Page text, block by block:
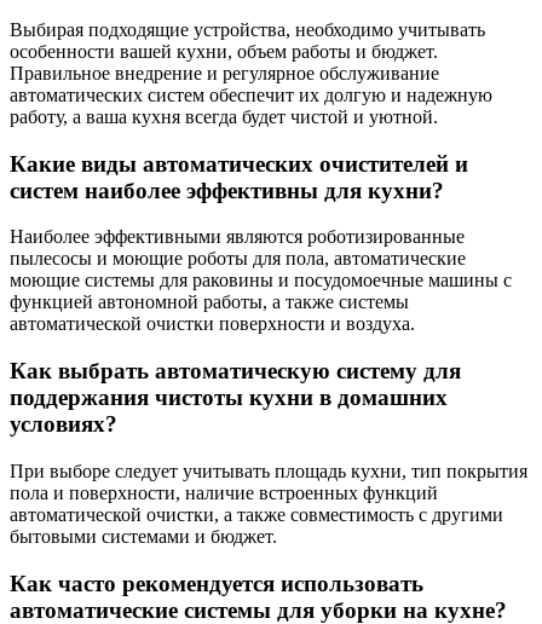
Выбирая подходящие устройства, необходимо учитывать
особенности вашей кухни, объем работы и бюджет.
Правильное внедрение и регулярное обслуживание
автоматических систем обеспечит их долгую и надежную
работу, а ваша кухня всегда будет чистой и уютной.
Какие виды автоматических очистителей и
систем наиболее эффективны для кухни?
Наиболее эффективными являются роботизированные
пылесосы и моющие роботы для пола, автоматические
моющие системы для раковины и посудомоечные машины с
функцией автономной работы, а также системы
автоматической очистки поверхности и воздуха.
Как выбрать автоматическую систему для
поддержания чистоты кухни в домашних
условиях?
При выборе следует учитывать площадь кухни, тип покрытия
пола и поверхности, наличие встроенных функций
автоматической очистки, а также совместимость с другими
бытовыми системами и бюджет.
Как часто рекомендуется использовать
автоматические системы для уборки на кухне?